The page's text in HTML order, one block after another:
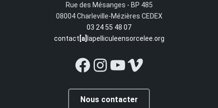
Rue des Mésanges - BP 485
08004 Charleville-Mézières CEDEX
03 24 55 48 07
contact [a]lapelliculeensorcelee.org
Facebook
Instagram
YouTube
Vimeo
Nous contacter